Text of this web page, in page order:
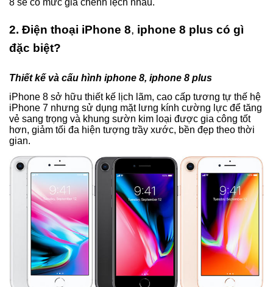
2. Điện thoại iPhone 8, iphone 8 plus có gì
đặc biệt?
Thiết kế và cấu hình iphone 8, iphone 8 plus
iPhone 8 sở hữu thiết kế lịch lãm, cao cấp tương tự thế hệ
iPhone 7 nhưng sử dụng mặt lưng kính cường lực để tăng
vẻ sang trọng và khung sườn kim loại được gia công tốt
hơn, giảm tối đa hiện tượng trầy xước, bền đẹp theo thời
gian.